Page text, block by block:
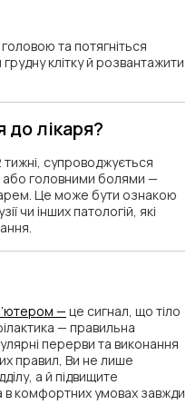
та потягніться
клітку й розвантажити
до лікаря?
супроводжується
або головними болями —
Це може бути ознакою
чи інших патологій, які
— це сигнал, що тіло
— правильна
перерви та виконання
правил, Ви не лише
а й підвищите
в комфортних умовах завжди